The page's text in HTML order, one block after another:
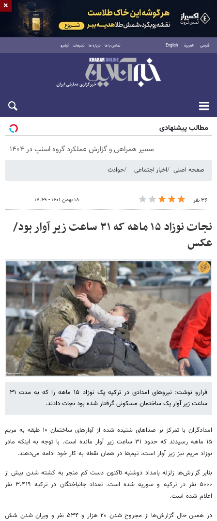
فارسی العربية English تماس با ما درباره ما تبلیغات آرشیو
پنجشنبه ۱۵ مرداد ۱۴۰۵
مطالب پیشنهادی
مسیر همراهی و گزارش عملکرد گروه اسنپ در ۱۴۰۴
صفحه اصلی اخبار اجتماعی حوادث
۳۶ نفر ۱۸ بهمن ۱۴۰۱ - ۱۷:۴۹
نجات نوزاد ۱۵ ماهه که ۳۱ ساعت زیر آوار بود/
عکس
فرارو نوشت: نیروهای امدادی در ترکیه یک نوزاد ۱۵ ماهه را که به مدت ۳۱
ساعت زیر آوار یک ساختمان مسکونی گرفتار شده بود نجات دادند.
امدادگران با تمرکز بر صداهای شنیده شده از آوارهای ساختمان ۱۰ طبقه به مریم
۱۵ ماهه رسیدند که حدود ۳۱ ساعت زیر آوار مانده است. با توجه به اینکه مادر
نوزاد مریم نیز زیر آوار است، تیم‌ها در همان نقطه به کار خود ادامه می‌دهند.
بنابر گزارش‌ها زلزله بامداد دوشنبه تاکنون دست کم منجر به کشته شدن بیش از
۵۰۰۰ نفر در ترکیه و سوریه شده است. تعداد جانباختگان در ترکیه ۳،۴۱۹ نفر
اعلام شده است.
در همین حال گزارش‌ها از مجروح شدن ۲۰ هزار و ۵۳۴ نفر و ویران شدن شش
×